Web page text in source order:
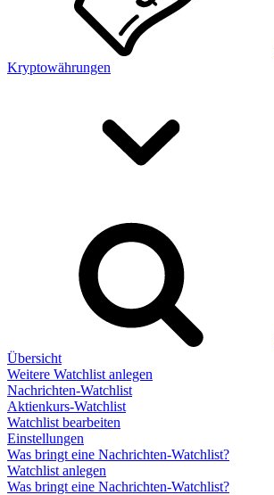
Kryptowährungen
Übersicht
Weitere Watchlist anlegen
Nachrichten-Watchlist
Aktienkurs-Watchlist
Watchlist bearbeiten
Einstellungen
Was bringt eine Nachrichten-Watchlist?
Watchlist anlegen
Was bringt eine Nachrichten-Watchlist?